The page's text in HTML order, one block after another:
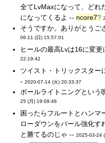
全てLvMaxになって、どれ
になってくるよ -- ncore7?
そうですか。ありがとうご
06-11 (日) 15:57:01
ヒールの最高Lvは16に変
22:19:42
ツイスト・トリックスター
- 2020-07-14 (火) 20:33:37
ボールライトニングという
25 (月) 19:09:46
困ったらフルートとハンマ
ローダウンをパール強化す
と勝てるのじゃ -- 2025-03-24